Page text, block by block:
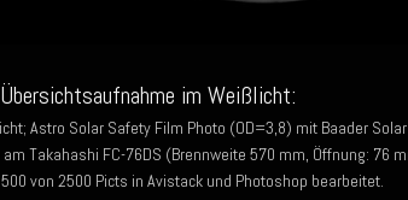
im Weißlicht:
Astro Solar Safety Film Photo (OD=3,8) mit Baader
Takahashi FC-76DS (Brennweite 570 mm, Öffnung: 76
von 2500 Picts in Avistack und Photoshop bearbeitet.